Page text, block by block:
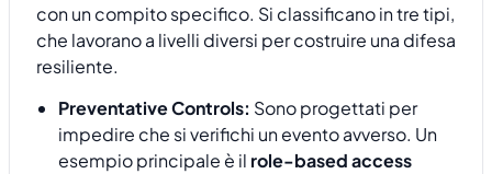
con un compito specifico. Si classificano in tre tipi,
che lavorano a livelli diversi per costruire una difesa
resiliente.
Preventative Controls: Sono progettati per
impedire che si verifichi un evento avverso. Un
esempio principale è il role-based access